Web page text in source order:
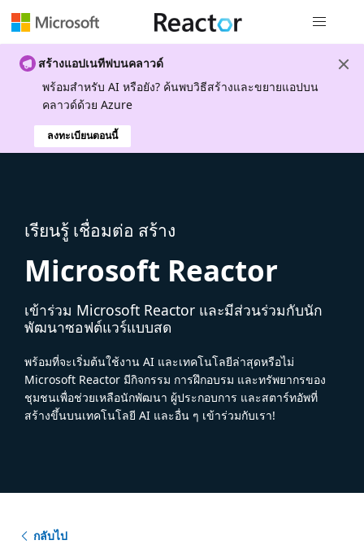
สร้างแอปเนทีฟบนคลาวด์
พร้อมสําหรับ AI หรือยัง? ค้นพบวิธีสร้างและขยายแอปบน
คลาวด์ด้วย Azure
ลงทะเบียนตอนนี้
เรียนรู้ เชื่อมต่อ สร้าง
Microsoft Reactor
เข้าร่วม Microsoft Reactor และมีส่วนร่วมกับนัก
พัฒนาซอฟต์แวร์แบบสด
พร้อมที่จะเริ่มต้นใช้งาน AI และเทคโนโลยีล่าสุดหรือไม่
Microsoft Reactor มีกิจกรรม การฝึกอบรม และทรัพยากรของ
ชุมชนเพื่อช่วยเหลือนักพัฒนา ผู้ประกอบการ และสตาร์ทอัพที่
สร้างขึ้นบนเทคโนโลยี AI และอื่น ๆ เข้าร่วมกับเรา!
กลับไป